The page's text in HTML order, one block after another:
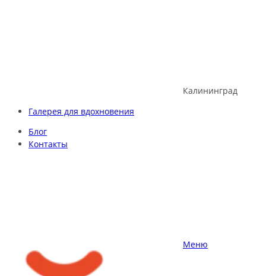
Калининград
Галерея для вдохновения
Блог
Контакты
Меню